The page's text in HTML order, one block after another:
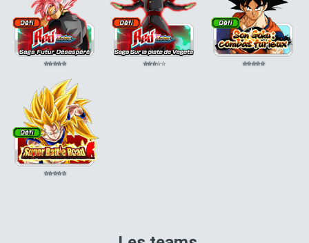
⭐⭐⭐⭐⭐ ⭐⭐⭐⭐⭐ ⭐⭐⭐⭐⭐
⭐⭐⭐⭐⭐